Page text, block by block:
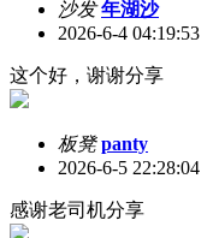
沙发 年湖沙
2026-6-4 04:19:53
这个好，谢谢分享
板凳 panty
2026-6-5 22:28:04
感谢老司机分享